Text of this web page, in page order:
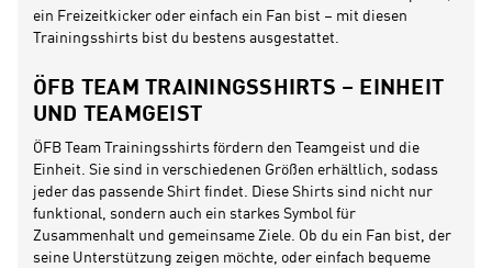
ein Freizeitkicker oder einfach ein Fan bist – mit diesen
Trainingsshirts bist du bestens ausgestattet.
ÖFB TEAM TRAININGSSHIRTS – EINHEIT
UND TEAMGEIST
ÖFB Team Trainingsshirts fördern den Teamgeist und die
Einheit. Sie sind in verschiedenen Größen erhältlich, sodass
jeder das passende Shirt findet. Diese Shirts sind nicht nur
funktional, sondern auch ein starkes Symbol für
Zusammenhalt und gemeinsame Ziele. Ob du ein Fan bist, der
seine Unterstützung zeigen möchte, oder einfach bequeme